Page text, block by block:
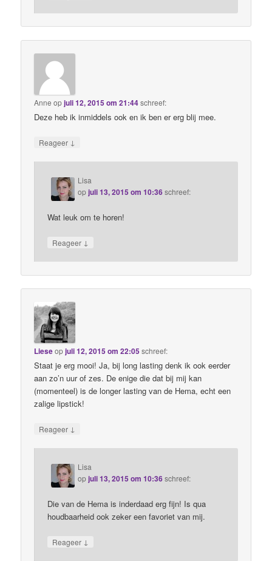
Anne opjuli 12, 2015 om 21:44schreef:
Deze heb ik inmiddels ook en ik ben er erg blij mee.
Reageer ↓
Lisa
opjuli 13, 2015 om 10:36schreef:
Wat leuk om te horen!
Reageer ↓
Lieseopjuli 12, 2015 om 22:05 schreef:
Staat je erg mooi! Ja, bij long lasting denk ik ook eerder
aan zo’n uur of zes. De enige die dat bij mij kan
(momenteel) is de longer lasting van de Hema, echt een
zalige lipstick!
Reageer ↓
Lisa
opjuli 13, 2015 om 10:36schreef:
Die van de Hema is inderdaad erg fijn! Is qua
houdbaarheid ook zeker een favoriet van mij.
Reageer ↓